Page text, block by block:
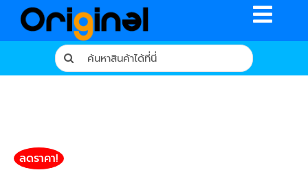
Toggle
Search
for:
ลดราคา!